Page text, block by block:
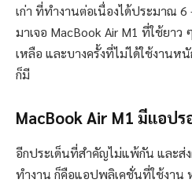
เก่า ที่ทำงานต่อเนื่องได้ประมาณ
มาเจอ MacBook Air M1 ที่ใช้ยาว
เหลือ และบางครั้งที่ไม่ได้ใช้งานห
ก็มี
MacBook Air M1 มีแอป
อีกประเด็นที่สำคัญไม่แพ้กัน และส่
ทำงาน ก็คือแอปพลิเคชั่นที่ใช้งาน